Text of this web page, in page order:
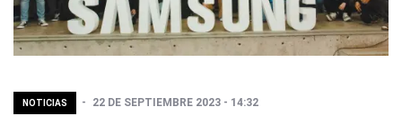
NOTICIAS 22 DE SEPTIEMBRE 2023 - 14:32